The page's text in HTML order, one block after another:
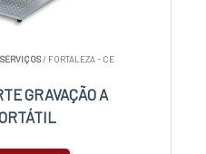
/ FORTALEZA - CE
GRAVAÇÃO A